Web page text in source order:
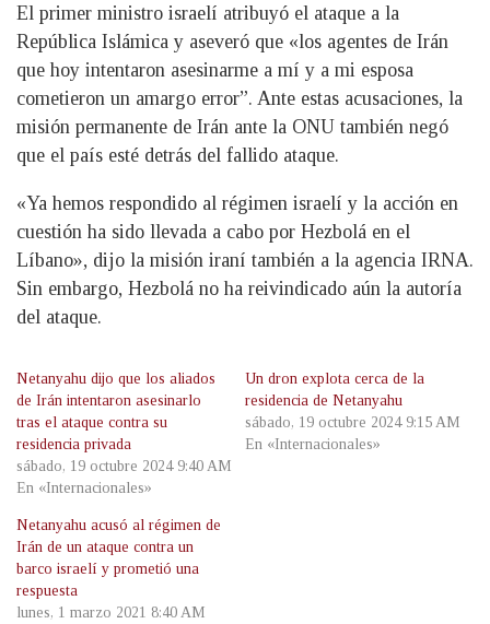
El primer ministro israelí atribuyó el ataque a la
República Islámica y aseveró que «los agentes de Irán
que hoy intentaron asesinarme a mí y a mi esposa
cometieron un amargo error”. Ante estas acusaciones, la
misión permanente de Irán ante la ONU también negó
que el país esté detrás del fallido ataque.
«Ya hemos respondido al régimen israelí y la acción en
cuestión ha sido llevada a cabo por Hezbolá en el
Líbano», dijo la misión iraní también a la agencia IRNA.
Sin embargo, Hezbolá no ha reivindicado aún la autoría
del ataque.
Netanyahu dijo que los aliados
de Irán intentaron asesinarlo
tras el ataque contra su
residencia privada
sábado, 19 octubre 2024 9:40 AM
En «Internacionales»
Un dron explota cerca de la
residencia de Netanyahu
sábado, 19 octubre 2024 9:15 AM
En «Internacionales»
Netanyahu acusó al régimen de
Irán de un ataque contra un
barco israelí y prometió una
respuesta
lunes, 1 marzo 2021 8:40 AM